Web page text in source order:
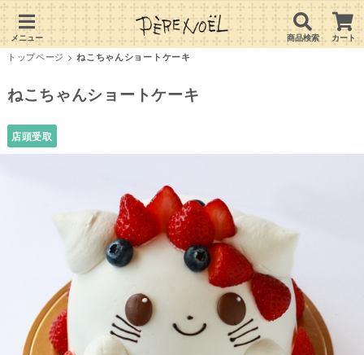
メニュー 商品検索 カート
トップページ >ねこちゃんショートケーキ
ねこちゃんショートケーキ
店頭受取